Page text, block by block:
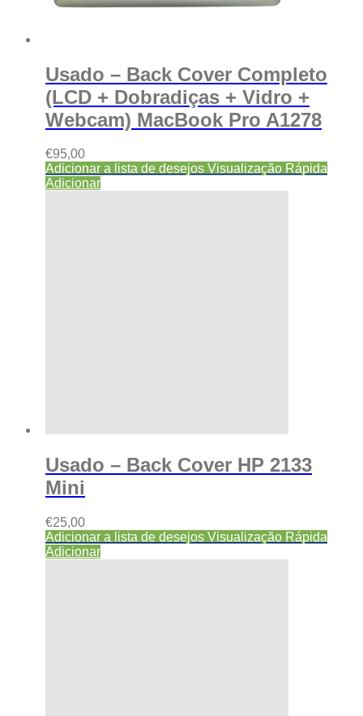
Usado – Back Cover Completo
(LCD + Dobradiças + Vidro +
Webcam) MacBook Pro A1278
€95,00
Adicionar a lista de desejos Visualização Rápida
Adicionar
Usado – Back Cover HP 2133
Mini
€25,00
Adicionar a lista de desejos Visualização Rápida
Adicionar